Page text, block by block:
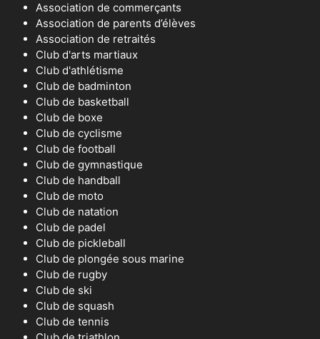
Association de commerçants
Association de parents d’élèves
Association de retraités
Club d'arts martiaux
Club d'athlétisme
Club de badminton
Club de basketball
Club de boxe
Club de cyclisme
Club de football
Club de gymnastique
Club de handball
Club de moto
Club de natation
Club de padel
Club de pickleball
Club de plongée sous marine
Club de rugby
Club de ski
Club de squash
Club de tennis